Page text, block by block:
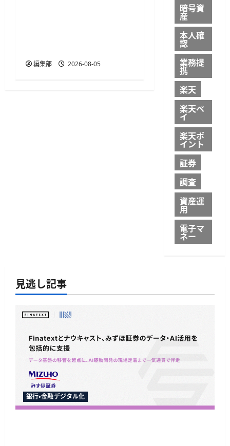
編集部 2026-08-05
暗号資
産
本人確
認
業務提
携
楽天
楽天ペ
イ
楽天ポ
イント
証券
調査
資産運
用
電子マ
ネー
見逃し記事
銀行・金融デジタル化